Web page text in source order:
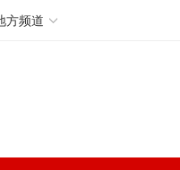
方频道